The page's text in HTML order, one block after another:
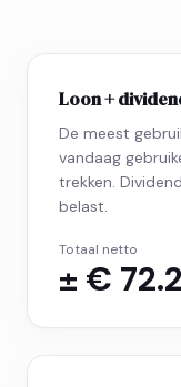
Loon +
De meest
vandaag
trekken.
belast.
Totaal netto
± €